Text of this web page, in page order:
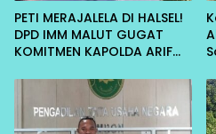
PETI MERAJALELA DI HALSEL!
DPD IMM MALUT GUGAT
KOMITMEN KAPOLDA ARIF